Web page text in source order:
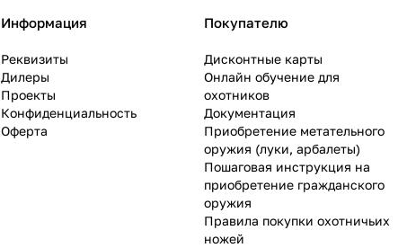
Информация
Реквизиты
Дилеры
Проекты
Конфиденциальность
Оферта
Покупателю
Дисконтные карты
Онлайн обучение для
охотников
Документация
Приобретение метательного
оружия (луки, арбалеты)
Пошаговая инструкция на
приобретение гражданского
оружия
Правила покупки охотничьих
ножей